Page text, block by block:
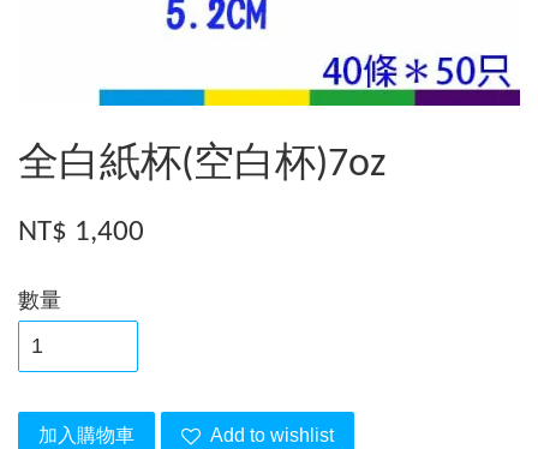
全白紙杯(空白杯)7oz
NT$ 1,400
數量
加入購物車 Add to wishlist